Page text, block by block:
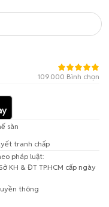
109.000 Bình chọn
sàn
tranh chấp
pháp luật:
KH & ĐT TP.HCM cấp ngày
thông